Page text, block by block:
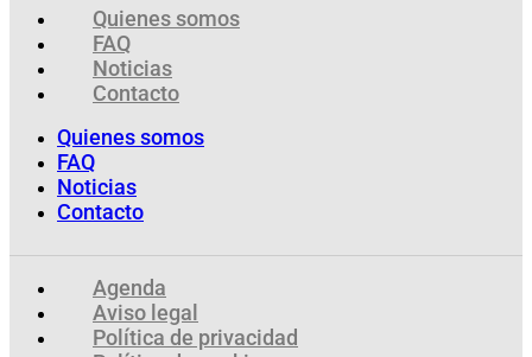
Quienes somos
FAQ
Noticias
Contacto
Quienes somos
FAQ
Noticias
Contacto
Agenda
Aviso legal
Política de privacidad